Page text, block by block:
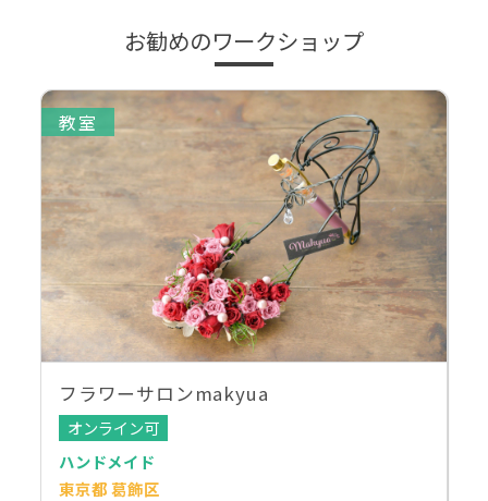
お勧めのワークショップ
教室
フラワーサロンmakyua
オンライン可
ハンドメイド
東京都 葛飾区